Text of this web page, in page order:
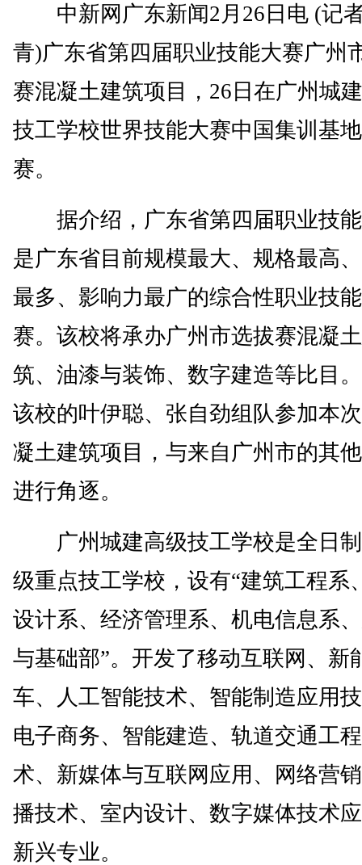
中新网广东新闻2月26日电 (记
青)广东省第四届职业技能大赛广州
赛混凝土建筑项目，26日在广州城
技工学校世界技能大赛中国集训基
赛。
据介绍，广东省第四届职业技
是广东省目前规模最大、规格最高
最多、影响力最广的综合性职业技
赛。该校将承办广州市选拔赛混凝
筑、油漆与装饰、数字建造等比目
该校的叶伊聪、张自劲组队参加本
凝土建筑项目，与来自广州市的其
进行角逐。
广州城建高级技工学校是全日
级重点技工学校，设有“建筑工程系
设计系、经济管理系、机电信息系
与基础部”。开发了移动互联网、新
车、人工智能技术、智能制造应用
电子商务、智能建造、轨道交通工
术、新媒体与互联网应用、网络营
播技术、室内设计、数字媒体技术
新兴专业。